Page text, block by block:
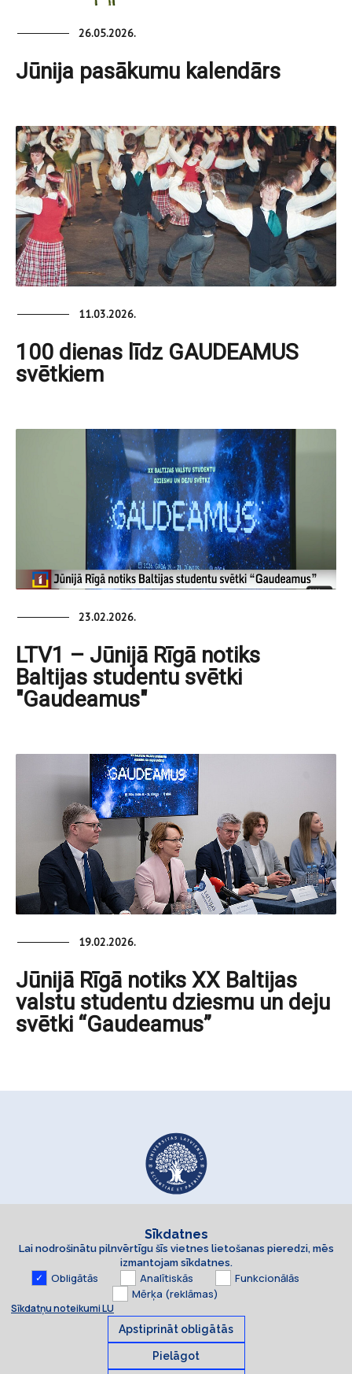
26.05.2026.
Jūnija pasākumu kalendārs
11.03.2026.
100 dienas līdz GAUDEAMUS
svētkiem
23.02.2026.
LTV1 – Jūnijā Rīgā notiks
Baltijas studentu svētki
"Gaudeamus"
19.02.2026.
Jūnijā Rīgā notiks XX Baltijas
valstu studentu dziesmu un deju
svētki “Gaudeamus”
Sīkdatnes
Lai nodrošinātu pilnvērtīgu šīs vietnes lietošanas pieredzi, mēs
izmantojam sīkdatnes.
Obligātās Analītiskās
Funkcionālās
Mērķa (reklāmas)
Sīkdatņu noteikumi LU
Apstiprināt obligātās
Pielāgot